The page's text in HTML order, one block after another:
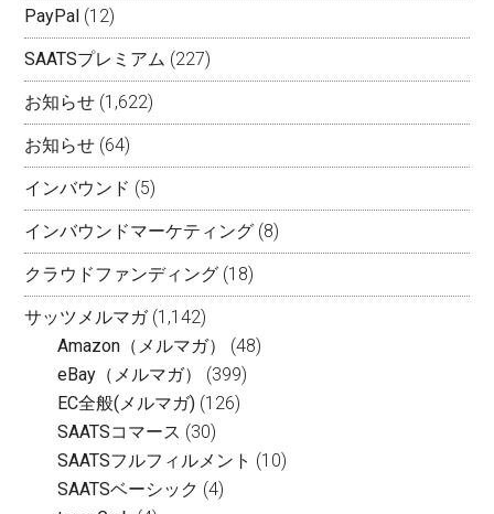
PayPal (12)
SAATSプレミアム (227)
お知らせ (1,622)
お知らせ (64)
インバウンド (5)
インバウンドマーケティング (8)
クラウドファンディング (18)
サッツメルマガ(1,142)
Amazon（メルマガ）
(48)
eBay（メルマガ）
(399)
EC全般(メルマガ) (126)
SAATSコマース (30)
SAATSフルフィルメント (10)
SAATSベーシック (4)